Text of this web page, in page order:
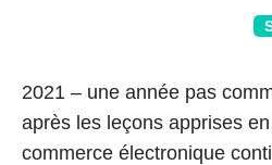
2021 – une année pas
après les leçons apprises
commerce électronique